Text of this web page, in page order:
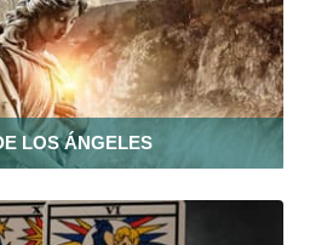
LOS ÁNGELES